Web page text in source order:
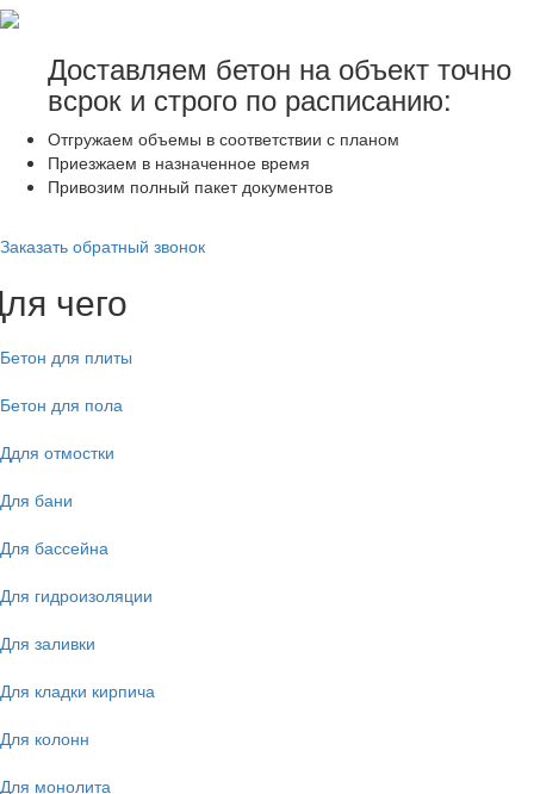
Доставляем бетон на объект точно
всрок и строго по расписанию:
Отгружаем объемы в соответствии с планом
Приезжаем в назначенное время
Привозим полный пакет документов
Заказать обратный звонок
чего
Бетон для плиты
Бетон для пола
Ддля отмостки
Для бани
Для бассейна
Для гидроизоляции
Для заливки
Для кладки кирпича
Для колонн
Для монолита